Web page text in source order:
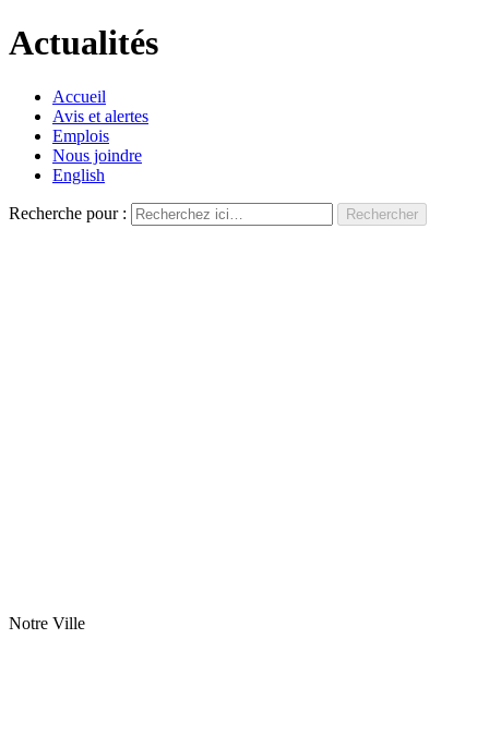
Actualités
Accueil
Avis et alertes
Emplois
Nous joindre
English
Recherche pour :
Notre Ville